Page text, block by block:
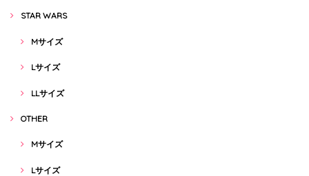
STAR WARS
Mサイズ
Lサイズ
LLサイズ
OTHER
Mサイズ
Lサイズ